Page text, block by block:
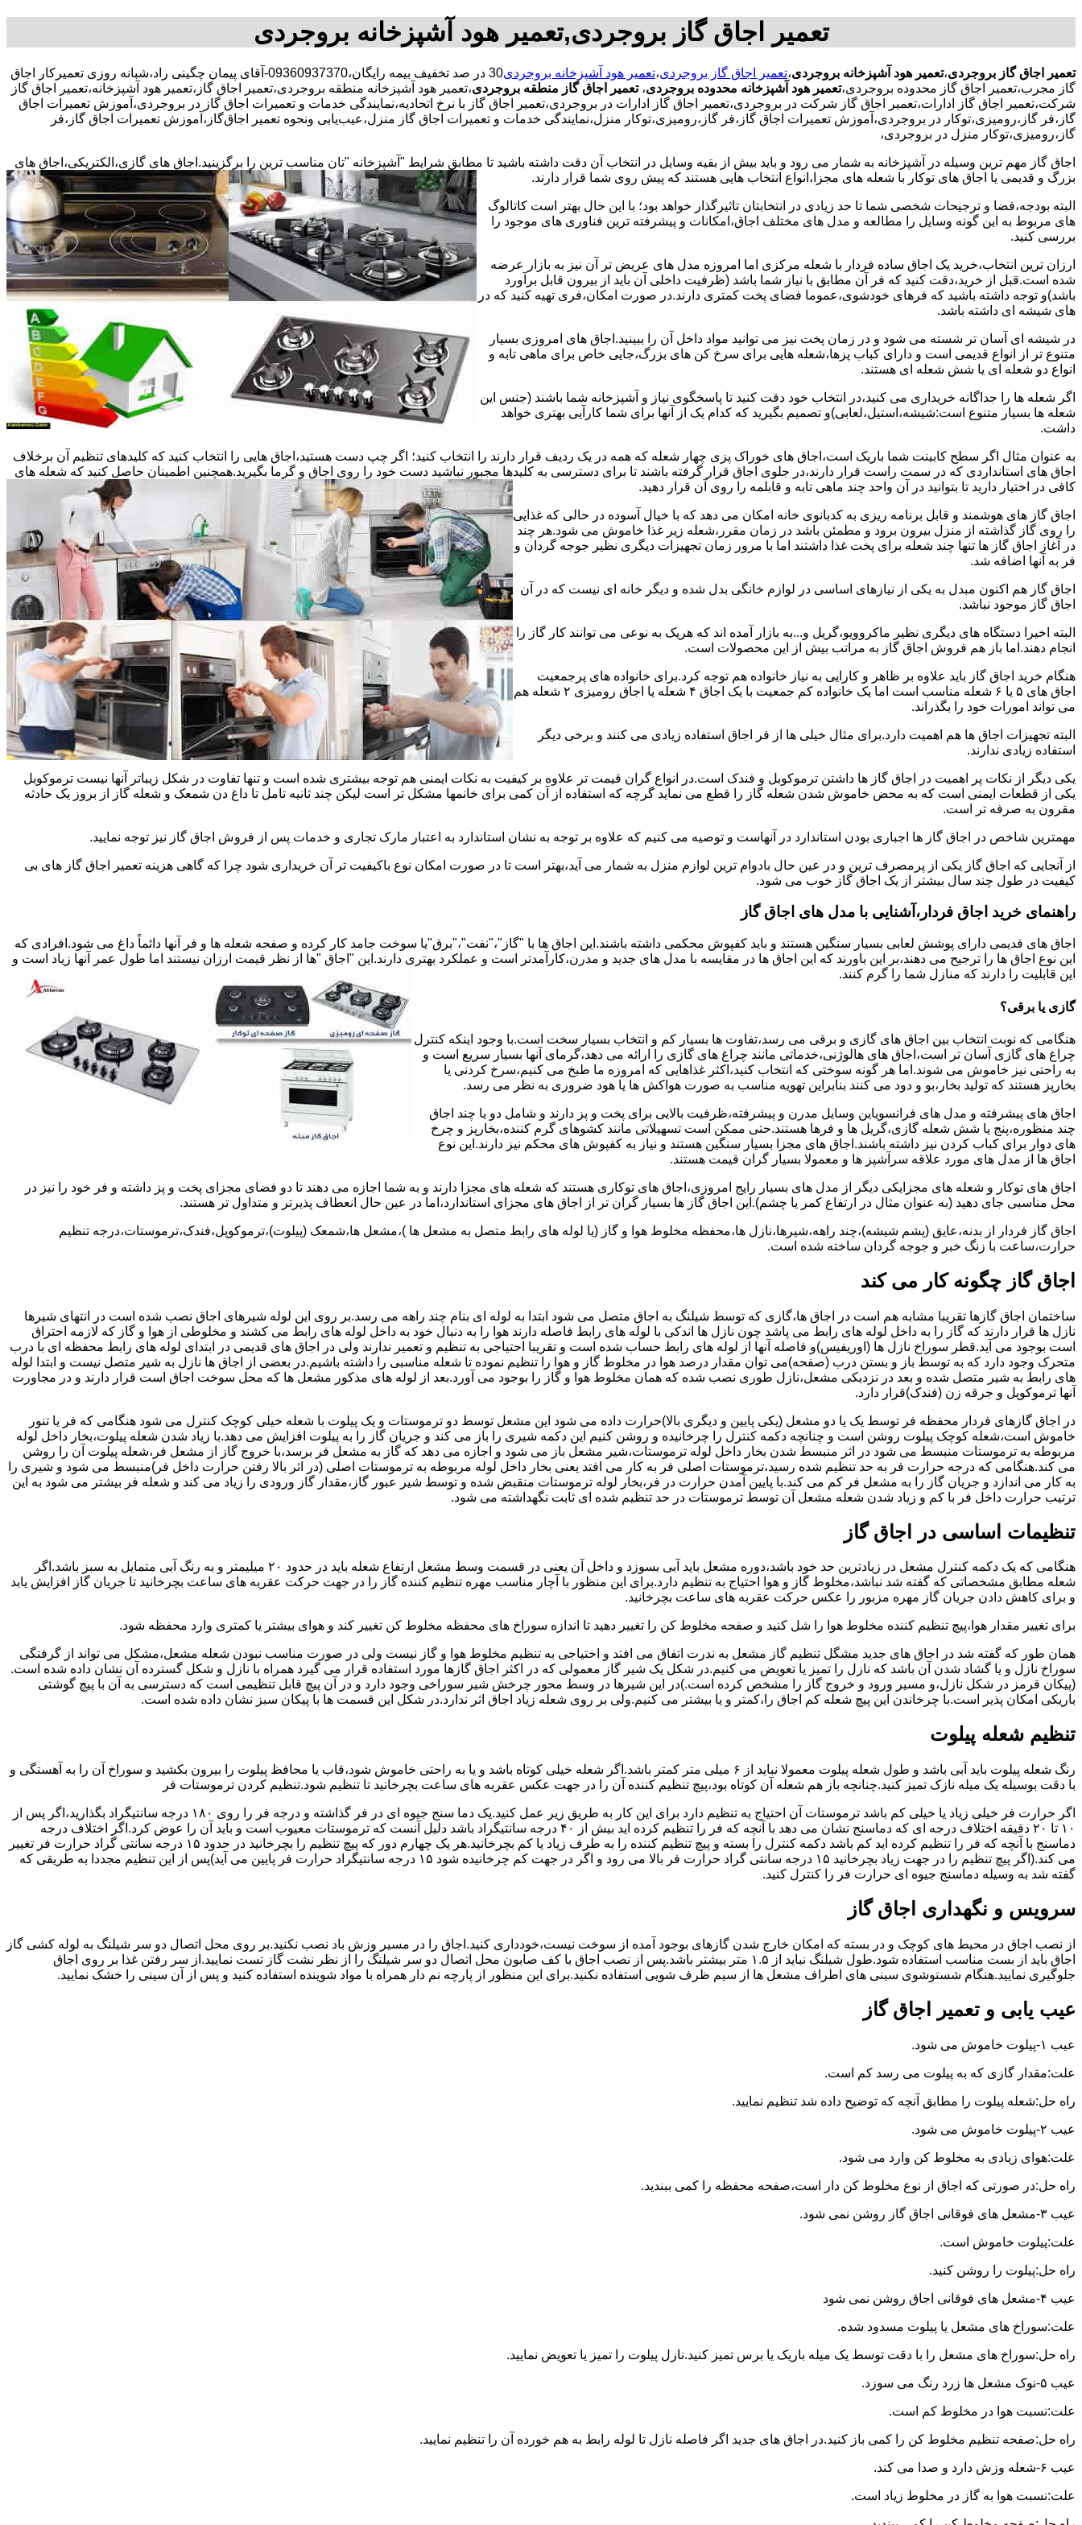
تعمیر اجاق گاز بروجردی,تعمیر هود آشپزخانه بروجردی
تعمیر اجاق گاز بروجردی،تعمیر هود آشپزخانه بروجردی،تعمیر اجاق گاز بروجردی،تعمیر هود آشپزخانه بروجردی
30 در صد تخفیف بیمه رایگان،09360937370-آقای پیمان چگینی راد،شبانه روزی تعمیرکار اجاق
گاز مجرب،تعمیر اجاق گاز محدوده بروجردی،تعمیر هود آشپزخانه محدوده بروجردی، تعمیر اجاق گاز منطقه بروجردی،تعمیر هود آشپزخانه منطقه بروجردی،تعمیر اجاق گاز،تعمیر هود آشپزخانه،تعمیر اجاق گاز
شرکت،تعمیر اجاق گاز ادارات،تعمیر اجاق گاز شرکت در بروجردی،تعمیر اجاق گاز ادارات در بروجردی،تعمیر اجاق گاز با نرخ اتحادیه،نمایندگی خدمات و تعمیرات اجاق گاز در بروجردی،آموزش تعمیرات اجاق
گاز،فر گاز،رومیزی،توکار در بروجردی،آموزش تعمیرات اجاق گاز،فر گاز،رومیزی،توکار منزل،نمایندگی خدمات و تعمیرات اجاق گاز منزل،عیب‌یابی ونحوه تعمیر اجاق‌گاز،آموزش تعمیرات اجاق گاز،فر
گاز،رومیزی،توکار منزل در بروجردی،
اجاق گاز مهم ترین وسیله در آشپزخانه به شمار می رود و باید بیش از بقیه وسایل در انتخاب آن دقت داشته باشید تا مطابق شرایط "آشپزخانه "تان مناسب ترین را برگزینید.اجاق های گازی،الکتریکی،اجاق های
بزرگ و قدیمی یا اجاق های توکار با شعله های مجزا،انواع انتخاب هایی هستند که پیش روی شما قرار دارند.
البته بودجه،فضا و ترجیحات شخصی شما تا حد زیادی در انتخابتان تاثیرگذار خواهد بود؛ با این حال بهتر است کاتالوگ
های مربوط به این گونه وسایل را مطالعه و مدل های مختلف اجاق،امکانات و پیشرفته ترین فناوری های موجود را
بررسی کنید.
ارزان ترین انتخاب،خرید یک اجاق ساده فردار با شعله مرکزی اما امروزه مدل های عریض تر آن نیز به بازار عرضه
شده است.قبل از خرید،دقت کنید که فر آن مطابق با نیاز شما باشد (ظرفیت داخلی آن باید از بیرون قابل برآورد
باشد)و توجه داشته باشید که فرهای خودشوی،عموما فضای پخت کمتری دارند.در صورت امکان،فری تهیه کنید که در
های شیشه ای داشته باشد.
در شیشه ای آسان تر شسته می شود و در زمان پخت نیز می توانید مواد داخل آن را ببینید.اجاق های امروزی بسیار
متنوع تر از انواع قدیمی است و دارای کباب پزها،شعله هایی برای سرخ کن های بزرگ،جایی خاص برای ماهی تابه و
انواع دو شعله ای یا شش شعله ای هستند.
اگر شعله ها را جداگانه خریداری می کنید،در انتخاب خود دقت کنید تا پاسخگوی نیاز و آشپزخانه شما باشند (جنس این
شعله ها بسیار متنوع است:شیشه،استیل،لعابی)و تصمیم بگیرید که کدام یک از آنها برای شما کارآیی بهتری خواهد
داشت.
به عنوان مثال اگر سطح کابینت شما باریک است،اجاق های خوراک پزی چهار شعله که همه در یک ردیف قرار دارند را انتخاب کنید؛ اگر چپ دست هستید،اجاق هایی را انتخاب کنید که کلیدهای تنظیم آن برخلاف
اجاق های استانداردی که در سمت راست قرار دارند،در جلوی اجاق قرار گرفته باشند تا برای دسترسی به کلیدها مجبور نباشید دست خود را روی اجاق و گرما بگیرید.همچنین اطمینان حاصل کنید که شعله های
کافی در اختیار دارید تا بتوانید در آن واحد چند ماهی تابه و قابلمه را روی آن قرار دهید.
اجاق گاز های هوشمند و قابل برنامه ریزی به کدبانوی خانه امکان می دهد که با خیال آسوده در حالی که غذایی
را روی گاز گذاشته از منزل بیرون برود و مطمئن باشد در زمان مقرر،شعله زیر غذا خاموش می شود.هر چند
در آغاز اجاق گاز ها تنها چند شعله برای پخت غذا داشتند اما با مرور زمان تجهیزات دیگری نظیر جوجه گردان و
فر به آنها اضافه شد.
اجاق گاز هم اکنون مبدل به یکی از نیازهای اساسی در لوازم خانگی بدل شده و دیگر خانه ای نیست که در آن
اجاق گاز موجود نباشد.
البته اخیرا دستگاه های دیگری نظیر ماکروویو،گریل و...به بازار آمده اند که هریک به نوعی می توانند کار گاز را
انجام دهند.اما باز هم فروش اجاق گاز به مراتب بیش از این محصولات است.
هنگام خرید اجاق گاز باید علاوه بر ظاهر و کارایی به نیاز خانواده هم توجه کرد.برای خانواده های پرجمعیت
اجاق های ۵ یا ۶ شعله مناسب است اما یک خانواده کم جمعیت با یک اجاق ۴ شعله یا اجاق رومیزی ۲ شعله هم
می تواند امورات خود را بگذراند.
البته تجهیزات اجاق ها هم اهمیت دارد.برای مثال خیلی ها از فر اجاق استفاده زیادی می کنند و برخی دیگر
استفاده زیادی ندارند.
یکی دیگر از نکات پر اهمیت در اجاق گاز ها داشتن ترموکوبل و فندک است.در انواع گران قیمت تر علاوه بر کیفیت به نکات ایمنی هم توجه بیشتری شده است و تنها تفاوت در شکل زیباتر آنها نیست ترموکوبل
یکی از قطعات ایمنی است که به محض خاموش شدن شعله گاز را قطع می نماید گرچه که استفاده از آن کمی برای خانمها مشکل تر است لیکن چند ثانیه تامل تا داغ دن شمعک و شعله گاز از بروز یک حادثه
مقرون به صرفه تر است.
مهمترین شاخص در اجاق گاز ها اجباری بودن استاندارد در آنهاست و توصیه می کنیم که علاوه بر توجه به نشان استاندارد به اعتبار مارک تجاری و خدمات پس از فروش اجاق گاز نیز توجه نمایید.
از آنجایی که اجاق گاز یکی از پرمصرف ترین و در عین حال بادوام ترین لوازم منزل به شمار می آید،بهتر است تا در صورت امکان نوع باکیفیت تر آن خریداری شود چرا که گاهی هزینه تعمیر اجاق گاز های بی
کیفیت در طول چند سال بیشتر از یک اجاق گاز خوب می شود.
راهنمای خرید اجاق فردار،آشنایی با مدل های اجاق گاز
اجاق های قدیمی دارای پوشش لعابی بسیار سنگین هستند و باید کفپوش محکمی داشته باشند.این اجاق ها با "گاز"،"نفت"،"برق"یا سوخت جامد کار کرده و صفحه شعله ها و فر آنها دائماً داغ می شود.افرادی که
این نوع اجاق ها را ترجیح می دهند،بر این باورند که این اجاق ها در مقایسه با مدل های جدید و مدرن،کارآمدتر است و عملکرد بهتری دارند.این "اجاق "ها از نظر قیمت ارزان نیستند اما طول عمر آنها زیاد است و
این قابلیت را دارند که منازل شما را گرم کنند.
گازی یا برقی؟
هنگامی که نوبت انتخاب بین اجاق های گازی و برقی می رسد،تفاوت ها بسیار کم و انتخاب بسیار سخت است.با وجود اینکه کنترل
چراغ های گازی آسان تر است،اجاق های هالوژنی،خدماتی مانند چراغ های گازی را ارائه می دهد،گرمای آنها بسیار سریع است و
به راحتی نیز خاموش می شوند.اما هر گونه سوختی که انتخاب کنید،اکثر غذاهایی که امروزه ما طبخ می کنیم،سرخ کردنی یا
بخارپز هستند که تولید بخار،بو و دود می کنند بنابراین تهویه مناسب به صورت هواکش ها یا هود ضروری به نظر می رسد.
اجاق های پیشرفته و مدل های فرانسویاین وسایل مدرن و پیشرفته،ظرفیت بالایی برای پخت و پز دارند و شامل دو یا چند اجاق
چند منظوره،پنج یا شش شعله گازی،گریل ها و فرها هستند.حتی ممکن است تسهیلاتی مانند کشوهای گرم کننده،بخارپز و چرخ
های دوار برای کباب کردن نیز داشته باشند.اجاق های مجزا بسیار سنگین هستند و نیاز به کفپوش های محکم نیز دارند.این نوع
اجاق ها از مدل های مورد علاقه سرآشپز ها و معمولا بسیار گران قیمت هستند.
اجاق های توکار و شعله های مجزایکی دیگر از مدل های بسیار رایج امروزی،اجاق های توکاری هستند که شعله های مجزا دارند و به شما اجازه می دهند تا دو فضای مجزای پخت و پز داشته و فر خود را نیز در
محل مناسبی جای دهید (به عنوان مثال در ارتفاع کمر یا چشم).این اجاق گاز ها بسیار گران تر از اجاق های مجزای استاندارد،اما در عین حال انعطاف پذیرتر و متداول تر هستند.
اجاق گاز فردار از بدنه،عایق (پشم شیشه)،چند راهه،شیرها،نازل ها،محفظه مخلوط هوا و گاز (یا لوله های رابط متصل به مشعل ها )،مشعل ها،شمعک (پیلوت)،ترموکوپل،فندک،ترموستات،درجه تنظیم
حرارت،ساعت با زنگ خبر و جوجه گردان ساخته شده است.
اجاق گاز چگونه کار می کند
ساختمان اجاق گازها تقریبا مشابه هم است در اجاق ها،گازی که توسط شیلنگ به اجاق متصل می شود ابتدا به لوله ای بنام چند راهه می رسد.بر روی این لوله شیرهای اجاق نصب شده است در انتهای شیرها
نازل ها قرار دارند که گاز را به داخل لوله های رابط می پاشد چون نازل ها اندکی با لوله های رابط فاصله دارند هوا را به دنبال خود به داخل لوله های رابط می کشند و مخلوطی از هوا و گاز که لازمه احتراق
است بوجود می آید.قطر سوراخ نازل ها (اوریفیس)و فاصله آنها از لوله های رابط حساب شده است و تقریبا احتیاجی به تنظیم و تعمیر ندارند ولی در اجاق های قدیمی در ابتدای لوله های رابط محفظه ای با درب
متحرک وجود دارد که به توسط باز و بستن درب (صفحه)می توان مقدار درصد هوا در مخلوط گاز و هوا را تنظیم نموده تا شعله مناسبی را داشته باشیم.در بعضی از اجاق ها نازل به شیر متصل نیست و ابتدا لوله
های رابط به شیر متصل شده و بعد در نزدیکی مشعل،نازل طوری نصب شده که همان مخلوط هوا و گاز را بوجود می آورد.بعد از لوله های مذکور مشعل ها که محل سوخت اجاق است قرار دارند و در مجاورت
آنها ترموکوپل و جرقه زن (فندک)قرار دارد.
در اجاق گازهای فردار محفظه فر توسط یک یا دو مشعل (یکی پایین و دیگری بالا)حرارت داده می شود این مشعل توسط دو ترموستات و یک پیلوت با شعله خیلی کوچک کنترل می شود هنگامی که فر یا تنور
خاموش است،شعله کوچک پیلوت روشن است و چنانچه دکمه کنترل را چرخانیده و روشن کنیم این دکمه شیری را باز می کند و جریان گاز را به پیلوت افزایش می دهد.با زیاد شدن شعله پیلوت،بخار داخل لوله
مربوطه به ترموستات منبسط می شود در اثر منبسط شدن بخار داخل لوله ترموستات،شیر مشعل باز می شود و اجازه می دهد که گاز به مشعل فر برسد،با خروج گاز از مشعل فر،شعله پیلوت آن را روشن
می کند.هنگامی که درجه حرارت فر به حد تنظیم شده رسید،ترموستات اصلی فر به کار می افتد یعنی بخار داخل لوله مربوطه به ترموستات اصلی (در اثر بالا رفتن حرارت داخل فر)منبسط می شود و شیری را
به کار می اندازد و جریان گاز را به مشعل فر کم می کند.با پایین آمدن حرارت در فر،بخار لوله ترموستات منقبض شده و توسط شیر عبور گاز،مقدار گاز ورودی را زیاد می کند و شعله فر بیشتر می شود به این
ترتیب حرارت داخل فر با کم و زیاد شدن شعله مشعل آن توسط ترموستات در حد تنظیم شده ای ثابت نگهداشته می شود.
تنظیمات اساسی در اجاق گاز
هنگامی که یک دکمه کنترل مشعل در زیادترین حد خود باشد،دوره مشعل باید آبی بسوزد و داخل آن یعنی در قسمت وسط مشعل ارتفاع شعله باید در حدود ۲۰ میلیمتر و به رنگ آبی متمایل به سبز باشد.اگر
شعله مطابق مشخصاتی که گفته شد نباشد،مخلوط گاز و هوا احتیاج به تنظیم دارد.برای این منظور با آچار مناسب مهره تنظیم کننده گاز را در جهت حرکت عقربه های ساعت بچرخانید تا جریان گاز افزایش یابد
و برای کاهش دادن جریان گاز مهره مزبور را عکس حرکت عقربه های ساعت بچرخانید.
برای تغییر مقدار هوا،پیچ تنظیم کننده مخلوط هوا را شل کنید و صفحه مخلوط کن را تغییر دهید تا اندازه سوراخ های محفظه مخلوط کن تغییر کند و هوای بیشتر یا کمتری وارد محفظه شود.
همان طور که گفته شد در اجاق های جدید مشگل تنظیم گاز مشعل به ندرت اتفاق می افتد و احتیاجی به تنظیم مخلوط هوا و گاز نیست ولی در صورت مناسب نبودن شعله مشعل،مشکل می تواند از گرفتگی
سوراخ نازل و یا گشاد شدن آن باشد که نازل را تمیز یا تعویض می کنیم.در شکل یک شیر گاز معمولی که در اکثر اجاق گازها مورد استفاده قرار می گیرد همراه با نازل و شکل گسترده آن نشان داده شده است.
(پیکان قرمز در شکل نازل،و مسیر ورود و خروج گاز را مشخص کرده است.)در این شیرها در وسط محور چرخش شیر سوراخی وجود دارد و در آن پیچ قابل تنظیمی است که دسترسی به آن با پیچ گوشتی
باریکی امکان پذیر است.با چرخاندن این پیچ شعله کم اجاق را،کمتر و یا بیشتر می کنیم.ولی بر روی شعله زیاد اجاق اثر ندارد.در شکل این قسمت ها با پیکان سبز نشان داده شده است.
تنظیم شعله پیلوت
رنگ شعله پیلوت باید آبی باشد و طول شعله پیلوت معمولا نباید از ۶ میلی متر کمتر باشد.اگر شعله خیلی کوتاه باشد و یا به راحتی خاموش شود،قاب یا محافظ پیلوت را بیرون بکشید و سوراخ آن را به آهستگی و
با دقت بوسیله یک میله نازک تمیز کنید.چنانچه باز هم شعله آن کوتاه بود،پیچ تنظیم کننده آن را در جهت عکس عقربه های ساعت بچرخانید تا تنظیم شود.تنظیم کردن ترموستات فر
اگر حرارت فر خیلی زیاد یا خیلی کم باشد ترموستات آن احتیاج به تنظیم دارد برای این کار به طریق زیر عمل کنید.یک دما سنج جیوه ای در فر گذاشته و درجه فر را روی ۱۸۰ درجه سانتیگراد بگذارید،اگر پس از
۱۰ تا ۲۰ دقیقه اختلاف درجه ای که دماسنج نشان می دهد با آنچه که فر را تنظیم کرده اید بیش از ۴۰ درجه سانتیگراد باشد دلیل آنست که ترموستات معیوب است و باید آن را عوض کرد.اگر اختلاف درجه
دماسنج با آنچه که فر را تنظیم کرده اید کم باشد دکمه کنترل را بسته و پیچ تنظیم کننده را به طرف زیاد یا کم بچرخانید.هر یک چهارم دور که پیچ تنظیم را بچرخانید در حدود ۱۵ درجه سانتی گراد حرارت فر تغییر
می کند.(اگر پیچ تنظیم را در جهت زیاد بچرخانید ۱۵ درجه سانتی گراد حرارت فر بالا می رود و اگر در جهت کم چرخانیده شود ۱۵ درجه سانتیگراد حرارت فر پایین می آید)پس از این تنظیم مجددا به طریقی که
گفته شد به وسیله دماسنج جیوه ای حرارت فر را کنترل کنید.
سرویس و نگهداری اجاق گاز
از نصب اجاق در محیط های کوچک و در بسته که امکان خارج شدن گازهای بوجود آمده از سوخت نیست،خودداری کنید.اجاق را در مسیر وزش باد نصب نکنید.بر روی محل اتصال دو سر شیلنگ به لوله کشی گاز
اجاق باید از بست مناسب استفاده شود.طول شیلنگ نباید از ۱.۵ متر بیشتر باشد.پس از نصب اجاق با کف صابون محل اتصال دو سر شیلنگ را از نظر نشت گاز تست نمایید.از سر رفتن غذا بر روی اجاق
جلوگیری نمایید.هنگام شستوشوی سینی های اطراف مشعل ها از سیم ظرف شویی استفاده نکنید.برای این منظور از پارچه نم دار همراه با مواد شوینده استفاده کنید و پس از آن سینی را خشک نمایید.
عیب یابی و تعمیر اجاق گاز
عیب ۱-پیلوت خاموش می شود.
علت:مقدار گازی که به پیلوت می رسد کم است.
راه حل:شعله پیلوت را مطابق آنچه که توضیح داده شد تنظیم نمایید.
عیب ۲-پیلوت خاموش می شود.
علت:هوای زیادی به مخلوط کن وارد می شود.
راه حل:در صورتی که اجاق از نوع مخلوط کن دار است،صفحه محفظه را کمی ببندید.
عیب ۳-مشعل های فوقانی اجاق گاز روشن نمی شود.
علت:پیلوت خاموش است.
راه حل:پیلوت را روشن کنید.
عیب ۴-مشعل های فوقانی اجاق روشن نمی شود
علت:سوراخ های مشعل یا پیلوت مسدود شده.
راه حل:سوراخ های مشعل را با دقت توسط یک میله باریک یا برس تمیز کنید.نازل پیلوت را تمیز یا تعویض نمایید.
عیب ۵-نوک مشعل ها زرد رنگ می سوزد.
علت:نسبت هوا در مخلوط کم است.
راه حل:صفحه تنظیم مخلوط کن را کمی باز کنید.در اجاق های جدید اگر فاصله نازل تا لوله رابط به هم خورده آن را تنظیم نمایید.
عیب ۶-شعله وزش دارد و صدا می کند.
علت:نسبت هوا به گاز در مخلوط زیاد است.